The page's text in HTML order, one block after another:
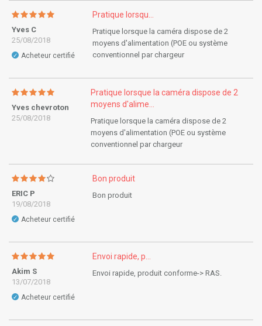
Yves C
25/08/2018
✓ Acheteur certifié
Pratique lorsqu...
Pratique lorsque la caméra dispose de 2
moyens d'alimentation (POE ou système
conventionnel par chargeur
Yves chevroton
25/08/2018
Pratique lorsque la caméra dispose de 2
moyens d'alime...
Pratique lorsque la caméra dispose de 2
moyens d'alimentation (POE ou système
conventionnel par chargeur
ERIC P
19/08/2018
✓ Acheteur certifié
Bon produit
Bon produit
Akim S
13/07/2018
✓ Acheteur certifié
Envoi rapide, p...
Envoi rapide, produit conforme-> RAS.